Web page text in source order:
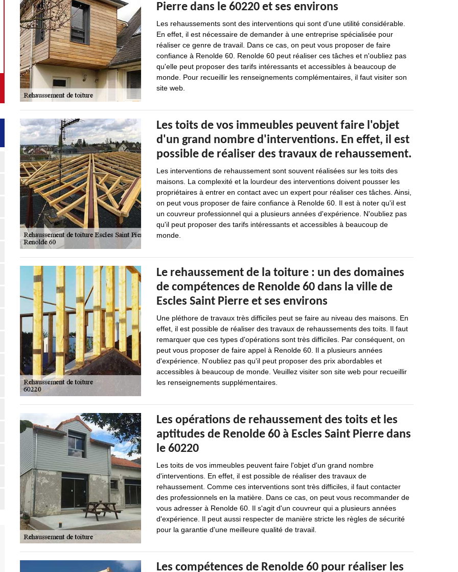
Pierre dans le 60220 et ses environs
Les rehaussements sont des interventions qui sont d'une utilité considérable.
En effet, il est nécessaire de demander à une entreprise spécialisée pour
réaliser ce genre de travail. Dans ce cas, on peut vous proposer de faire
confiance à Renolde 60. Renolde 60 peut réaliser ces tâches et n'oubliez pas
qu'elle peut proposer des tarifs intéressants et accessibles à beaucoup de
monde. Pour recueillir les renseignements complémentaires, il faut visiter son
site web.
Les toits de vos immeubles peuvent faire l'objet
d'un grand nombre d'interventions. En effet, il est
possible de réaliser des travaux de rehaussement.
Les interventions de rehaussement sont souvent réalisées sur les toits des
maisons. La complexité et la lourdeur des interventions doivent pousser les
propriétaires à entrer en contact avec un expert pour réaliser ces tâches. Ainsi,
on peut vous proposer de faire confiance à Renolde 60. Il est à noter qu'il est
un couvreur professionnel qui a plusieurs années d'expérience. N'oubliez pas
qu'il peut proposer des tarifs intéressants et accessibles à beaucoup de
monde.
Le rehaussement de la toiture : un des domaines
de compétences de Renolde 60 dans la ville de
Escles Saint Pierre et ses environs
Une pléthore de travaux très difficiles peut se faire au niveau des maisons. En
effet, il est possible de réaliser des travaux de rehaussements des toits. Il faut
remarquer que ces types d'opérations sont très difficiles. Par conséquent, on
peut vous proposer de faire appel à Renolde 60. Il a plusieurs années
d'expérience. N'oubliez pas qu'il peut proposer des prix abordables et
accessibles à beaucoup de monde. Veuillez visiter son site web pour recueillir
les renseignements supplémentaires.
Les opérations de rehaussement des toits et les
aptitudes de Renolde 60 à Escles Saint Pierre dans
le 60220
Les toits de vos immeubles peuvent faire l'objet d'un grand nombre
d'interventions. En effet, il est possible de réaliser des travaux de
rehaussement. Comme ces interventions sont très difficiles, il faut contacter
des professionnels en la matière. Dans ce cas, on peut vous recommander de
vous adresser à Renolde 60. Il s'agit d'un couvreur qui a plusieurs années
d'expérience. Il peut aussi respecter de manière stricte les règles de sécurité
pour la garantie d'une meilleure qualité de travail.
Les compétences de Renolde 60 pour réaliser les